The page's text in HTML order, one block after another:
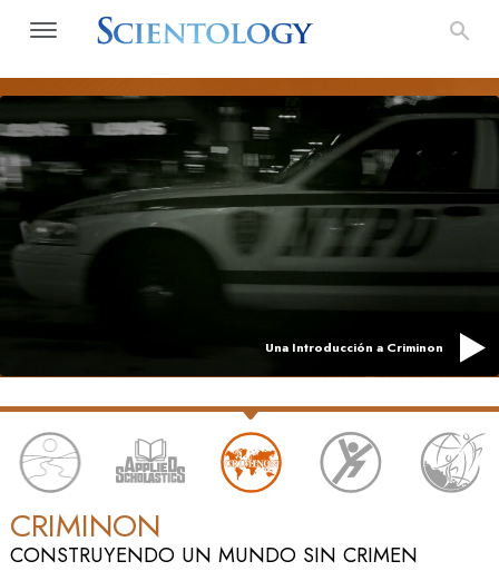
Una Introducción a Criminon
CRIMINON
CONSTRUYENDO UN MUNDO SIN CRIMEN